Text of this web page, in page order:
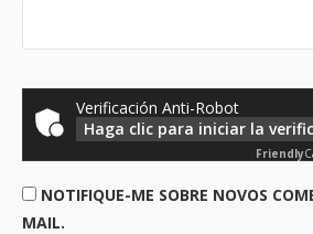
Verificación Anti-Robot
Haga clic para iniciar la
Friendly
NOTIFIQUE-ME SOBRE NOVOS
MAIL.